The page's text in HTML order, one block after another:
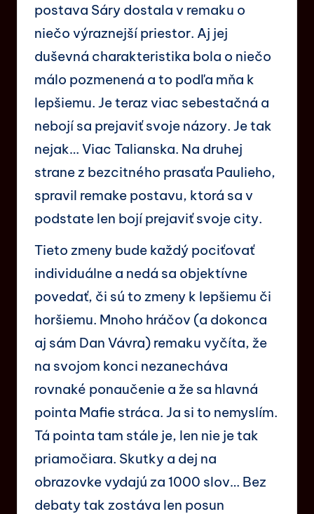
postava Sáry dostala v remaku o
niečo výraznejší priestor. Aj jej
duševná charakteristika bola o niečo
málo pozmenená a to podľa mňa k
lepšiemu. Je teraz viac sebestačná a
nebojí sa prejaviť svoje názory. Je tak
nejak… Viac Talianska. Na druhej
strane z bezcitného prasaťa Paulieho,
spravil remake postavu, ktorá sa v
podstate len bojí prejaviť svoje city.
Tieto zmeny bude každý pociťovať
individuálne a nedá sa objektívne
povedať, či sú to zmeny k lepšiemu či
horšiemu. Mnoho hráčov (a dokonca
aj sám Dan Vávra) remaku vyčíta, že
na svojom konci nezanecháva
rovnaké ponaučenie a že sa hlavná
pointa Mafie stráca. Ja si to nemyslím.
Tá pointa tam stále je, len nie je tak
priamočiara. Skutky a dej na
obrazovke vydajú za 1000 slov… Bez
debaty tak zostáva len posun